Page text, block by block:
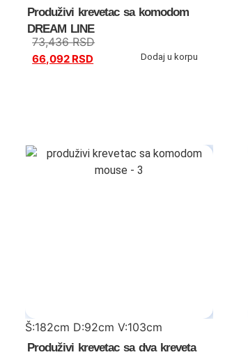
Produživi krevetac sa komodom
DREAM LINE
73,436RSD
66,092 RSD Dodaj u korpu
Š:182cm D:92cm V:103cm
Produživi krevetac sa dva kreveta